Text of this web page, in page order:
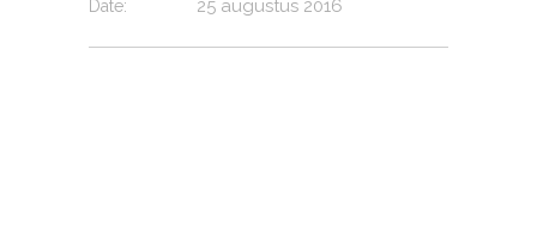
Date: 25 augustus 2016